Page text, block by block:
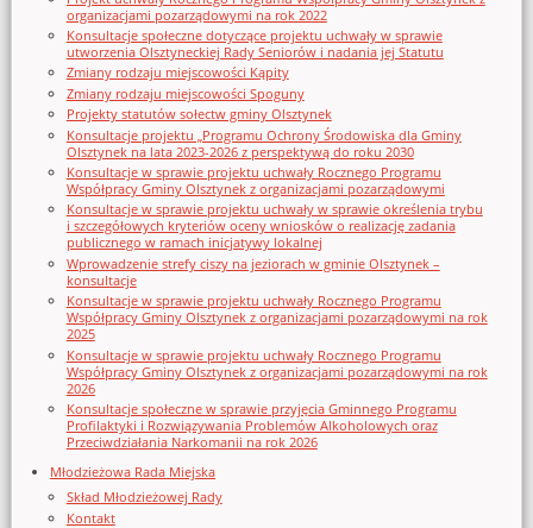
organizacjami pozarządowymi na rok 2022
Konsultacje społeczne dotyczące projektu uchwały w sprawie
utworzenia Olsztyneckiej Rady Seniorów i nadania jej Statutu
Zmiany rodzaju miejscowości Kąpity
Zmiany rodzaju miejscowości Spoguny
Projekty statutów sołectw gminy Olsztynek
Konsultacje projektu „Programu Ochrony Środowiska dla Gminy
Olsztynek na lata 2023-2026 z perspektywą do roku 2030
Konsultacje w sprawie projektu uchwały Rocznego Programu
Współpracy Gminy Olsztynek z organizacjami pozarządowymi
Konsultacje w sprawie projektu uchwały w sprawie określenia trybu
i szczegółowych kryteriów oceny wniosków o realizację zadania
publicznego w ramach inicjatywy lokalnej
Wprowadzenie strefy ciszy na jeziorach w gminie Olsztynek –
konsultacje
Konsultacje w sprawie projektu uchwały Rocznego Programu
Współpracy Gminy Olsztynek z organizacjami pozarządowymi na rok
2025
Konsultacje w sprawie projektu uchwały Rocznego Programu
Współpracy Gminy Olsztynek z organizacjami pozarządowymi na rok
2026
Konsultacje społeczne w sprawie przyjęcia Gminnego Programu
Profilaktyki i Rozwiązywania Problemów Alkoholowych oraz
Przeciwdziałania Narkomanii na rok 2026
Młodzieżowa Rada Miejska
Skład Młodzieżowej Rady
Kontakt